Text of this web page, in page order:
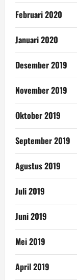
Februari 2020
Januari 2020
Desember 2019
November 2019
Oktober 2019
September 2019
Agustus 2019
Juli 2019
Juni 2019
Mei 2019
April 2019